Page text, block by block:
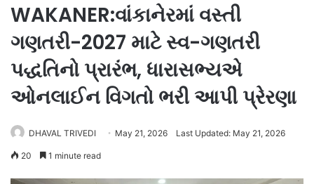
WAKANER:વાંકાનેરમાં વસ્તી
ગણતરી-2027 માટે સ્વ-ગણતરી
પદ્ધતિનો પ્રારંભ, ધારાસભ્યએ
ઓનલાઈન વિગતો ભરી આપી પ્રેરણા
DHAVAL TRIVEDI May 21, 2026 Last Updated: May 21, 2026
20 1 minute read